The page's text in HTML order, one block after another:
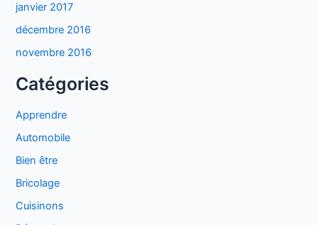
janvier 2017
décembre 2016
novembre 2016
Catégories
Apprendre
Automobile
Bien être
Bricolage
Cuisinons